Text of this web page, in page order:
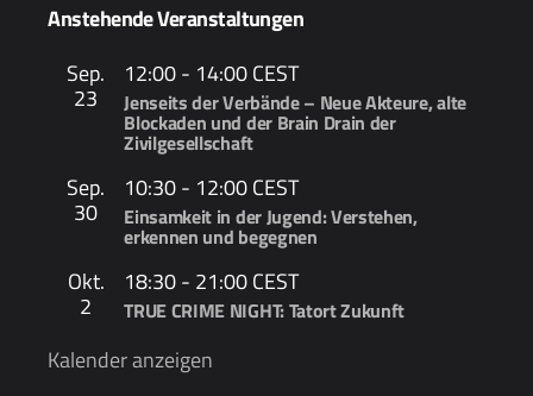
Anstehende Veranstaltungen
Sep.
23
12:00- 14:00CEST
Jenseits der Verbände – Neue Akteure, alte
Blockaden und der Brain Drain der
Zivilgesellschaft
Sep.
30
10:30- 12:00CEST
Einsamkeit in der Jugend: Verstehen,
erkennen und begegnen
Okt.
2
18:30- 21:00CEST
TRUE CRIME NIGHT: Tatort Zukunft
Kalender anzeigen